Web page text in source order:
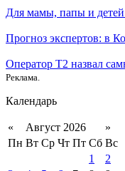
Для мамы, папы и
Прогноз экспертов: в
Оператор T2 назвал
Реклама.
Календарь
« Август 2026
»
Пн Вт Ср Чт Пт Сб Вс
1
2